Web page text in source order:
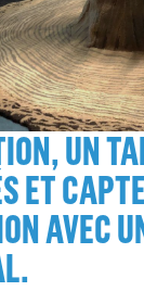
UN
ET
AVEC